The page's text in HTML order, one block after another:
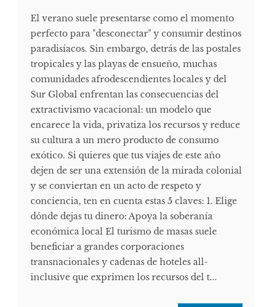
El verano suele presentarse como el momento
perfecto para "desconectar" y consumir destinos
paradisíacos. Sin embargo, detrás de las postales
tropicales y las playas de ensueño, muchas
comunidades afrodescendientes locales y del
Sur Global enfrentan las consecuencias del
extractivismo vacacional: un modelo que
encarece la vida, privatiza los recursos y reduce
su cultura a un mero producto de consumo
exótico. Si quieres que tus viajes de este año
dejen de ser una extensión de la mirada colonial
y se conviertan en un acto de respeto y
conciencia, ten en cuenta estas 5 claves: 1. Elige
dónde dejas tu dinero: Apoya la soberanía
económica local El turismo de masas suele
beneficiar a grandes corporaciones
transnacionales y cadenas de hoteles all-
inclusive que exprimen los recursos del t...